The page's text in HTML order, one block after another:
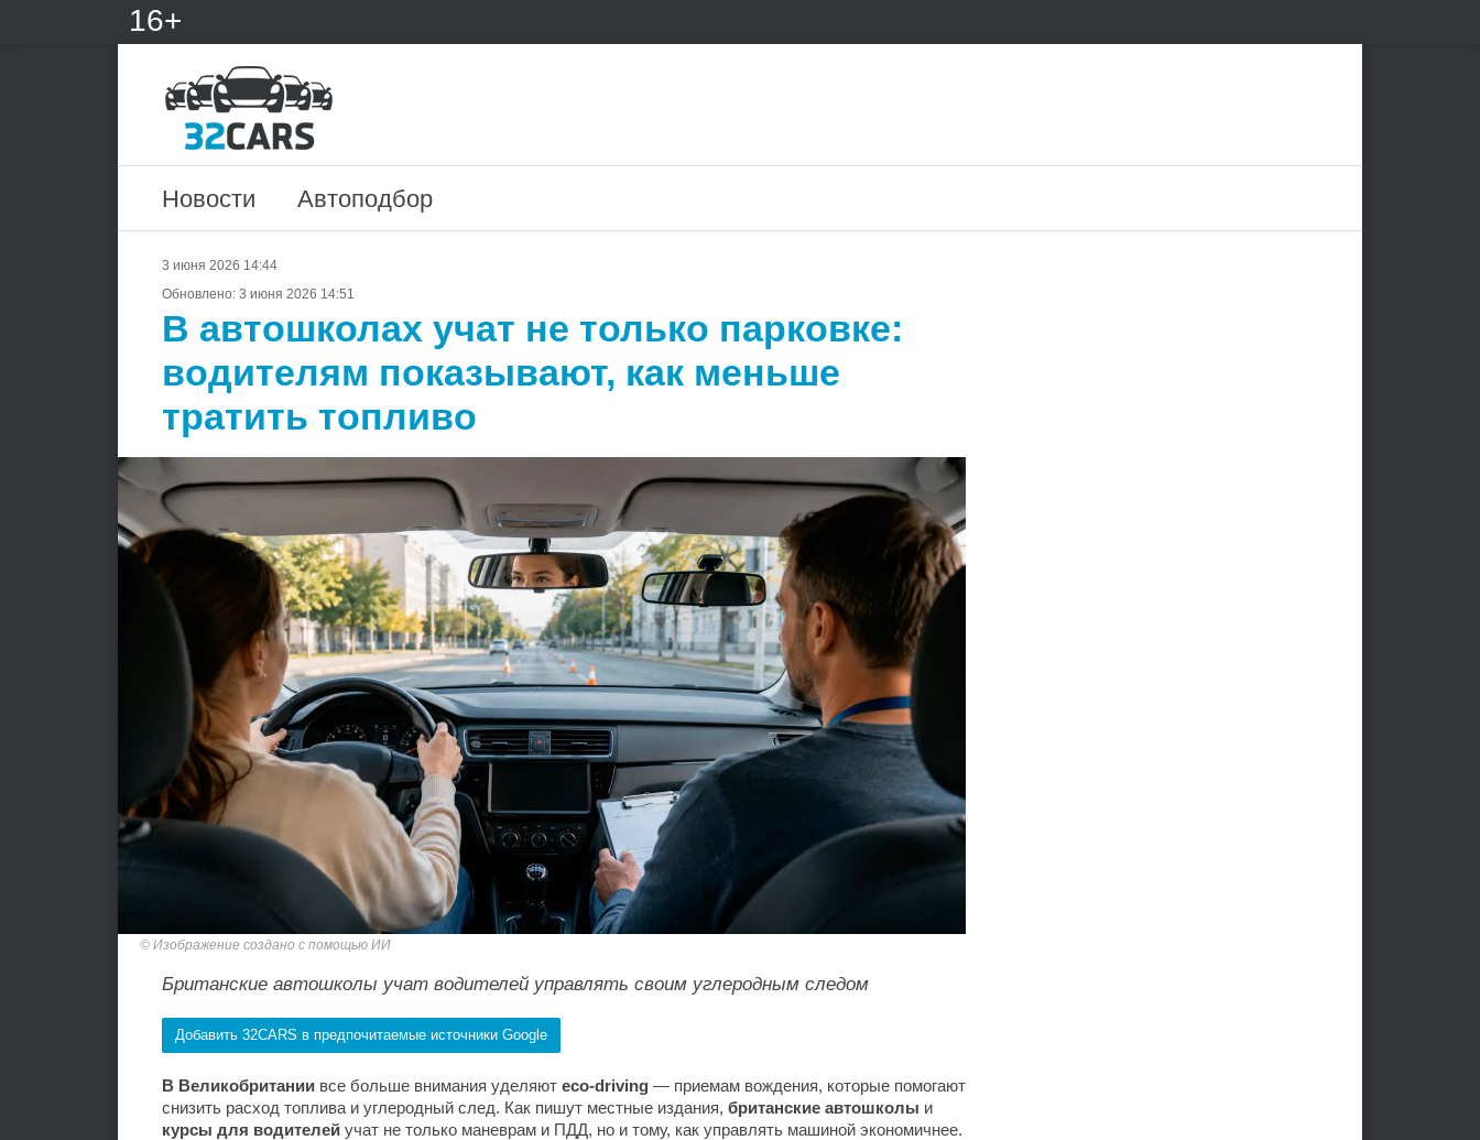
16+
Новости Автоподбор
3 июня 2026 14:44
Обновлено: 3 июня 2026 14:51
В автошколах учат не только парковке:
водителям показывают, как меньше
тратить топливо
Изображение создано с помощью ИИ
Британские автошколы учат водителей управлять своим углеродным следом
Добавить 32CARS в предпочитаемые источники Google
В Великобритании все больше внимания уделяют eco-driving — приемам вождения, которые помогают
снизить расход топлива и углеродный след. Как пишут местные издания, британские автошколы и
курсы для водителей учат не только маневрам и ПДД, но и тому, как управлять машиной экономичнее.